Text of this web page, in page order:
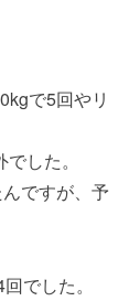
で5回やリ
した。
ですが、予
でした。